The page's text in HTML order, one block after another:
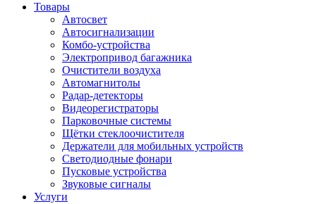
Товары
Автосвет
Автосигнализации
Комбо-устройства
Электропривод багажника
Очистители воздуха
Автомагнитолы
Радар-детекторы
Видеорегистраторы
Парковочные системы
Щётки стеклоочистителя
Держатели для мобильных устройств
Светодиодные фонари
Пусковые устройства
Звуковые сигналы
Услуги